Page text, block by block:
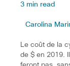
3 min read
Carolina
Le coût de la
de $ en 2019.